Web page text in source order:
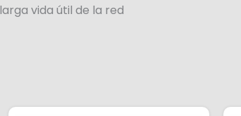
vida útil de la red